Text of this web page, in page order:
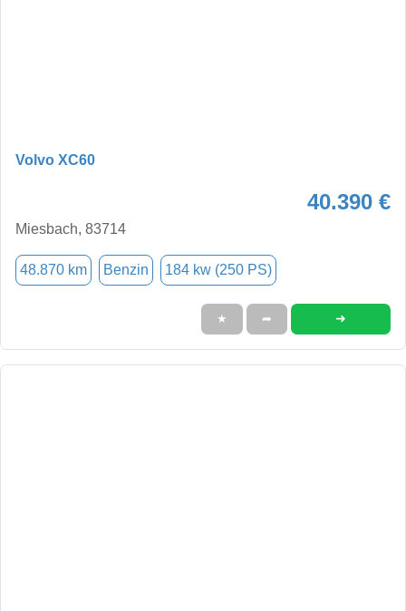
Volvo XC60
40.390 €
Miesbach, 83714
48.870 km Benzin 184 kw (250 PS)
★ ➦ ➜